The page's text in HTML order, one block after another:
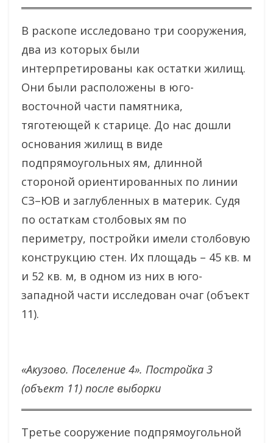
В раскопе исследовано три сооружения,
два из которых были
интерпретированы как остатки жилищ.
Они были расположены в юго-
восточной части памятника,
тяготеющей к старице. До нас дошли
основания жилищ в виде
подпрямоугольных ям, длинной
стороной ориентированных по линии
СЗ–ЮВ и заглубленных в материк. Судя
по остаткам столбовых ям по
периметру, постройки имели столбовую
конструкцию стен. Их площадь – 45 кв. м
и 52 кв. м, в одном из них в юго-
западной части исследован очаг (объект
11).
«Акузово. Поселение 4». Постройка 3
(объект 11) после выборки
Третье сооружение подпрямоугольной